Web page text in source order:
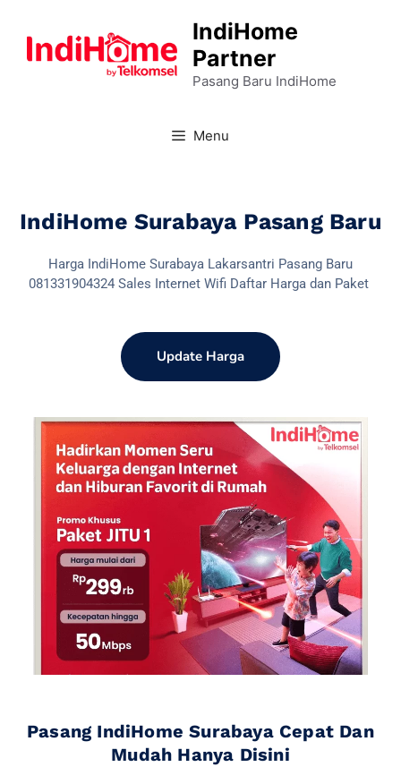
IndiHome
Partner
Pasang Baru IndiHome
Menu
IndiHome Surabaya Pasang Baru
Harga IndiHome Surabaya Lakarsantri Pasang Baru
081331904324 Sales Internet Wifi Daftar Harga dan Paket
Update Harga
Pasang IndiHome Surabaya Cepat Dan
Mudah Hanya Disini